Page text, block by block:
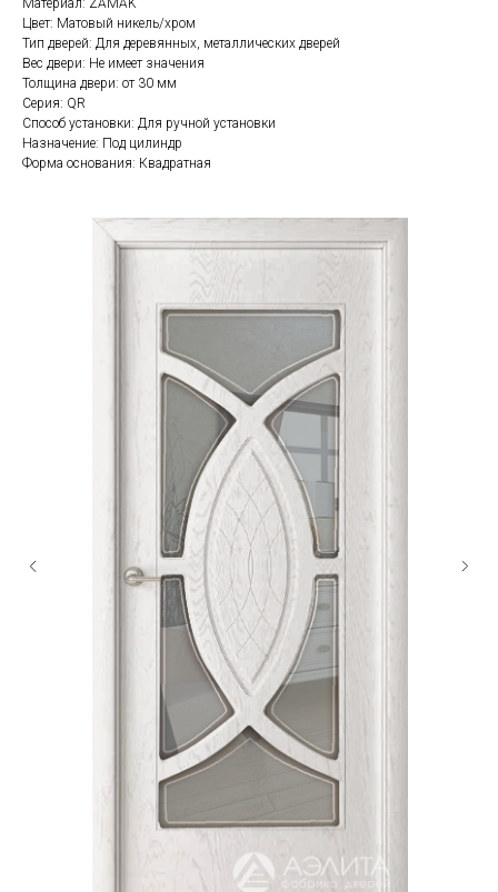
Материал: ZAMAK
Цвет: Матовый никель/хром
Тип дверей: Для деревянных, металлических дверей
Вес двери: Не имеет значения
Толщина двери: от 30 мм
Серия: QR
Способ установки: Для ручной установки
Назначение: Под цилиндр
Форма основания: Квадратная